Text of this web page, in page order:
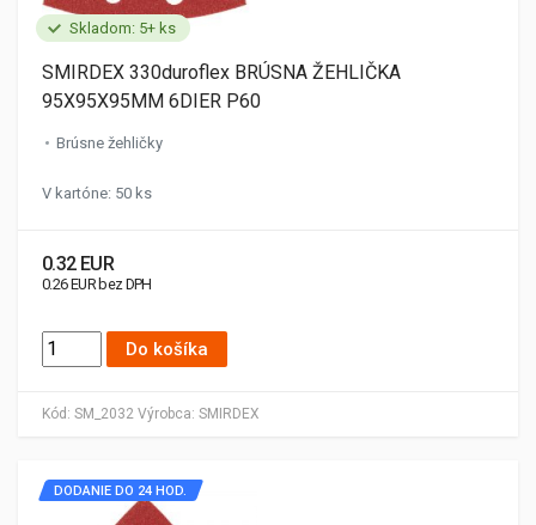
Skladom: 5+ ks
Kód: SM_2032 Výrobca: SMIRDEX
SMIRDEX 330duroflex BRÚSNA ŽEHLIČKA
95X95X95MM 6DIER P60
Brúsne žehličky
V kartóne: 50 ks
0.32 EUR
0.26 EUR bez DPH
Do košíka
DODANIE DO 24 HOD.